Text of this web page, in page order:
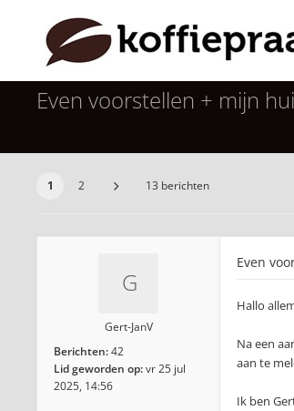
Even voorstellen + mijn
1 2 13 berichten
Gert-JanV
Berichten:42
Lid geworden op:vr 25 jul
2025, 14:56
Even
Hallo
Na een
aan te
Ik ben